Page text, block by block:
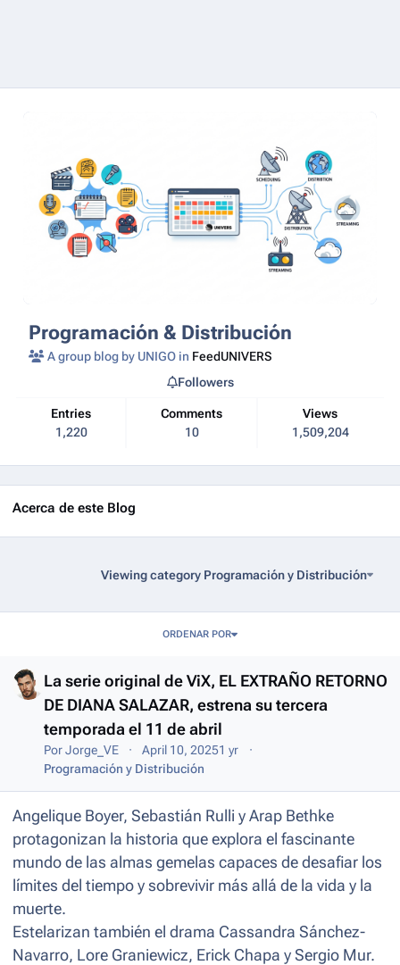
Programación & Distribución
A group blog by UNIGO in FeedUNIVERS
Entries
1,220
Comments
10
Views
1,509,204
Followers
Acerca de este Blog
Viewing category Programación y Distribución
ORDENAR POR
La serie original de ViX, EL EXTRAÑO RETORNO
DE DIANA SALAZAR, estrena su tercera
temporada el 11 de abril
PorJorge_VE April 10, 20251 yr
Programación y Distribución
Angelique Boyer, Sebastián Rulli y Arap Bethke
protagonizan la historia que explora el fascinante
mundo de las almas gemelas capaces de desafiar los
límites del tiempo y sobrevivir más allá de la vida y la
muerte.
Estelarizan también el drama Cassandra Sánchez-
Navarro, Lore Graniewicz, Erick Chapa y Sergio Mur.